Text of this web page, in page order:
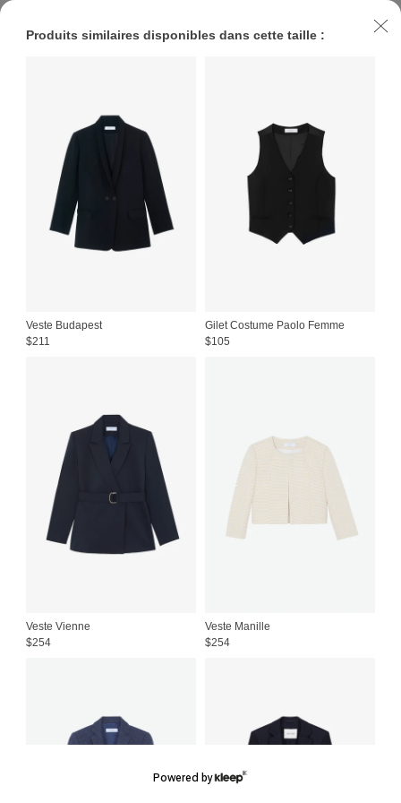
Produits similaires disponibles dans cette taille :
Veste Budapest
$211
Gilet Costume Paolo Femme
$105
Veste Vienne
$254
Veste Manille
$254
Powered by